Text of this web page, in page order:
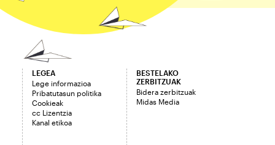
LEGEA
Lege informazioa
Pribatutasun politika
Cookieak
cc Lizentzia
Kanal etikoa
BESTELAKO
ZERBITZUAK
Bidera zerbitzuak
Midas Media